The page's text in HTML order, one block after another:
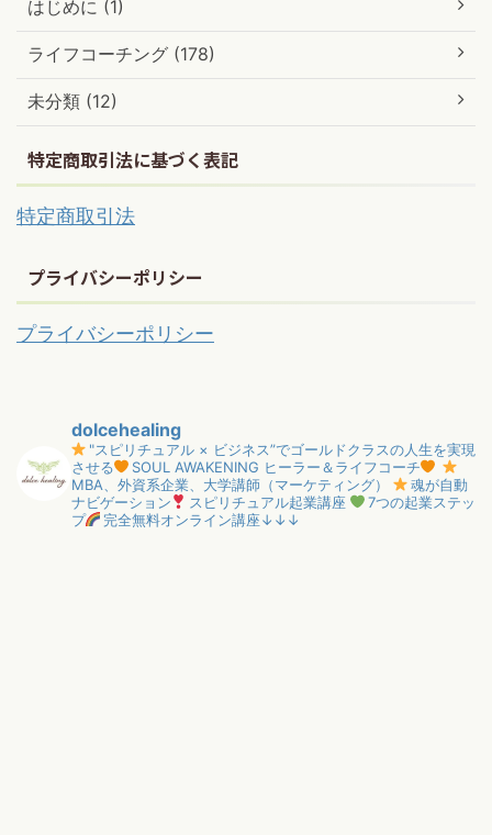
はじめに (1)
ライフコーチング (178)
未分類 (12)
特定商取引法に基づく表記
特定商取引法
プライバシーポリシー
プライバシーポリシー
dolcehealing
"スピリチュアル × ビジネス”でゴールドクラスの人生を実現
させる
SOUL AWAKENING ヒーラー＆ライフコーチ
MBA、外資系企業、大学講師（マーケティング）
魂が自動
ナビゲーション
スピリチュアル起業講座
7つの起業ステッ
プ
完全無料オンライン講座↓↓↓